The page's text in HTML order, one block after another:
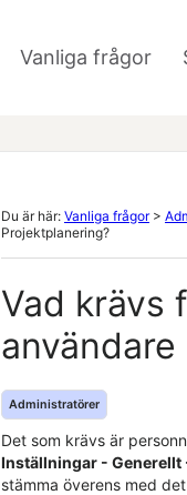
Vanliga frågor
Du är här: Vanliga frågor>
Projektplanering?
Vad krävs
användare
Administratörer
Det som krävs är
Inställningar - Generellt
stämma överens med